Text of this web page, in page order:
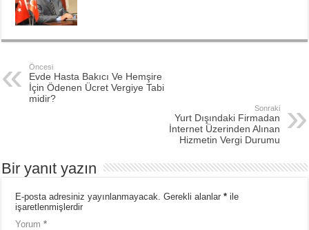
Öncesi
Evde Hasta Bakıcı Ve Hemşire
İçin Ödenen Ücret Vergiye Tabi
midir?
Sonraki
Yurt Dışındaki Firmadan
İnternet Üzerinden Alınan
Hizmetin Vergi Durumu
Bir yanıt yazın
E-posta adresiniz yayınlanmayacak. Gerekli alanlar* ile
işaretlenmişlerdir
Yorum*